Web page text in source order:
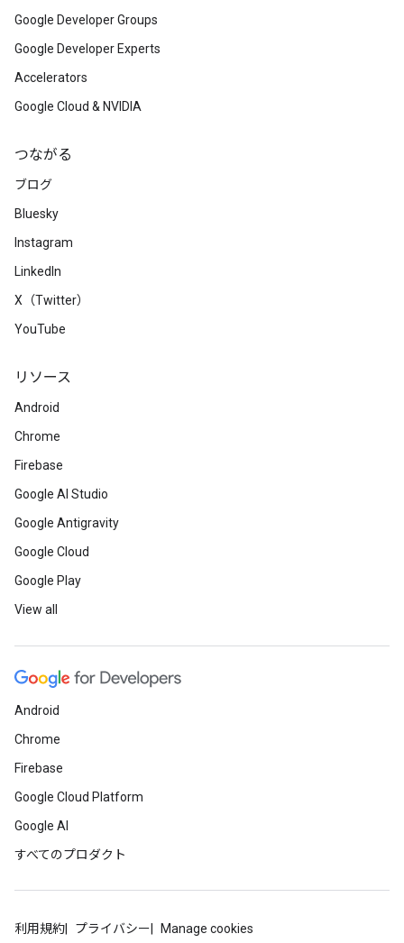
Google Developer Groups
Google Developer Experts
Accelerators
Google Cloud & NVIDIA
つながる
ブログ
Bluesky
Instagram
LinkedIn
X（Twitter）
YouTube
リソース
Android
Chrome
Firebase
Google AI Studio
Google Antigravity
Google Cloud
Google Play
View all
Android
Chrome
Firebase
Google Cloud Platform
Google AI
すべてのプロダクト
利用規約 プライバシー Manage cookies